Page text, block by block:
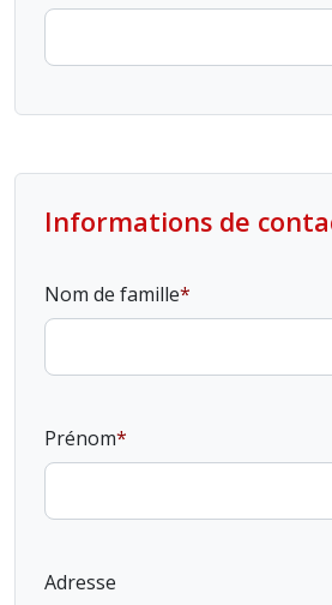
Informations de
Nom de famille
Prénom
Adresse